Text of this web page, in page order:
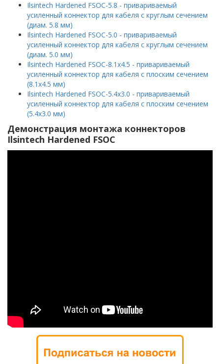
Ilsintech Hardened FSOC-5.8 - привариваемый
усиленный коннектор для кабеля с круглым сечением
(диам. 5.8 мм)
Ilsintech Hardened FSOC-5.0 - привариваемый
усиленный коннектор для кабеля с круглым сечением
(диам. 5.0 мм)
Ilsintech Hardened FSOC-8.1x4.5 - привариваемый
усиленный коннектор для кабеля с плоским сечением
(8.1x4.5 мм)
Ilsintech Hardened FSOC-5.4x3.0 - привариваемый
усиленный коннектор для кабеля с плоским сечением
(5.4x3.0 мм)
Демонстрация монтажа коннекторов
Ilsintech Hardened FSOC